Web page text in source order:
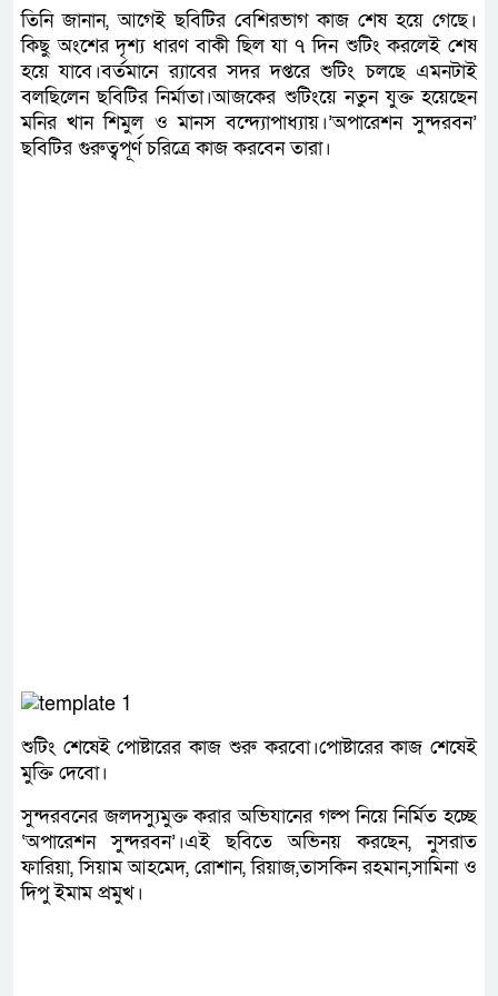
তিনি জানান, আগেই ছবিটির বেশিরভাগ কাজ শেষ হয়ে গেছে।
কিছু অংশের দৃশ্য ধারণ বাকী ছিল যা ৭ দিন শুটিং করলেই শেষ
হয়ে যাবে।বর্তমানে র‌্যাবের সদর দপ্তরে শুটিং চলছে এমনটাই
বলছিলেন ছবিটির নির্মাতা।আজকের শুটিংয়ে নতুন যুক্ত হয়েছেন
মনির খান শিমুল ও মানস বন্দ্যোপাধ্যায়।’অপারেশন সুন্দরবন’
ছবিটির গুরুত্বপূর্ণ চরিত্রে কাজ করবেন তারা।
শুটিং শেষেই পোষ্টারের কাজ শুরু করবো।পোষ্টারের কাজ শেষেই
মুক্তি দেবো।
সুন্দরবনের জলদস্যুমুক্ত করার অভিযানের গল্প নিয়ে নির্মিত হচ্ছে
‘অপারেশন সুন্দরবন’।এই ছবিতে অভিনয় করছেন, নুসরাত
ফারিয়া, সিয়াম আহমেদ, রোশান, রিয়াজ,তাসকিন রহমান,সামিনা ও
দিপু ইমাম প্রমুখ।